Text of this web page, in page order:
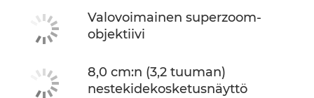
Valovoimainen superzoom-
objektiivi
8,0 cm:n (3,2 tuuman)
nestekidekosketusnäyttö